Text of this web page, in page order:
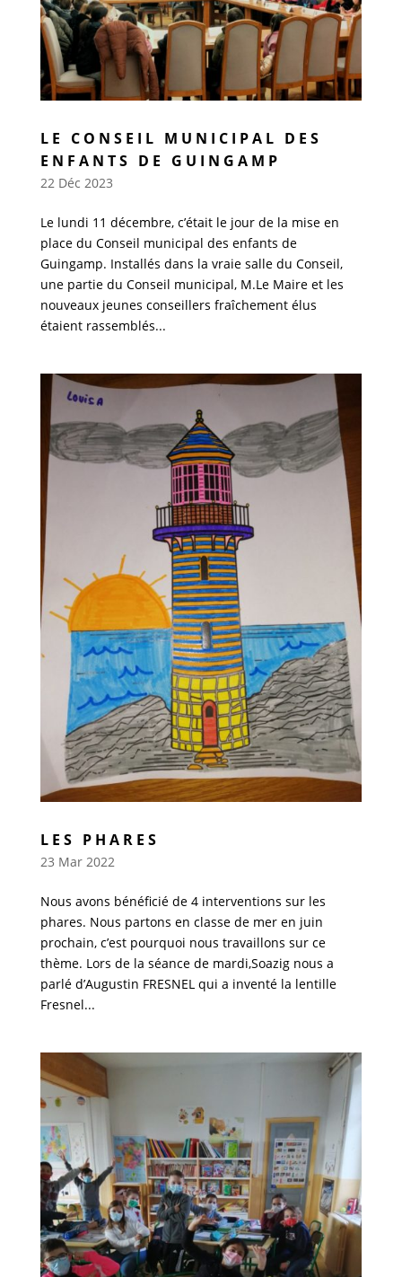
LE CONSEIL MUNICIPAL DES
ENFANTS DE GUINGAMP
22 Déc 2023
Le lundi 11 décembre, c’était le jour de la mise en
place du Conseil municipal des enfants de
Guingamp. Installés dans la vraie salle du Conseil,
une partie du Conseil municipal, M.Le Maire et les
nouveaux jeunes conseillers fraîchement élus
étaient rassemblés...
LES PHARES
23 Mar 2022
Nous avons bénéficié de 4 interventions sur les
phares. Nous partons en classe de mer en juin
prochain, c’est pourquoi nous travaillons sur ce
thème. Lors de la séance de mardi,Soazig nous a
parlé d’Augustin FRESNEL qui a inventé la lentille
Fresnel...